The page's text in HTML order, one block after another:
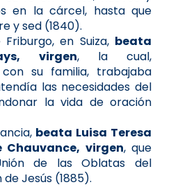
en la cárcel, hasta que
y sed (1840).
en Suiza, beata
virgen, la cual,
su familia, trabajaba
las necesidades del
la vida de oración
beata Luisa Teresa
virgen, que
de las Oblatas del
Jesús (1885).